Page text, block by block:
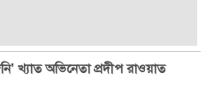
খ্যাত অভিনেতা প্রদীপ রাওয়াত